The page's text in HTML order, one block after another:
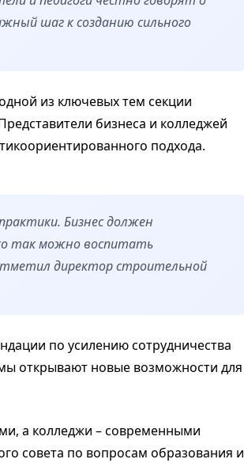
шаг к созданию сильного
из ключевых тем секции
бизнеса и колледжей
подхода.
Бизнес должен
так можно воспитать
директор строительной
по усилению сотрудничества
открывают новые возможности для
а колледжи – современными
совета по вопросам образования и